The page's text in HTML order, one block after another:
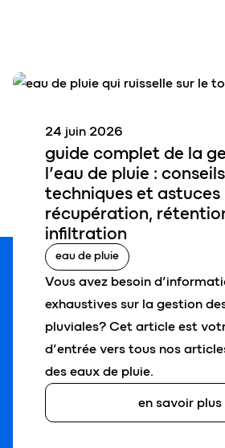
guide complet de la
l’eau de pluie :
techniques et astuces
récupération,
infiltration
24 juin 2026
eau de pluie
Vous avez besoin
exhaustives sur la gestion
pluviales? Cet article est
d’entrée vers tous nos
des eaux de pluie.
en savoir plus